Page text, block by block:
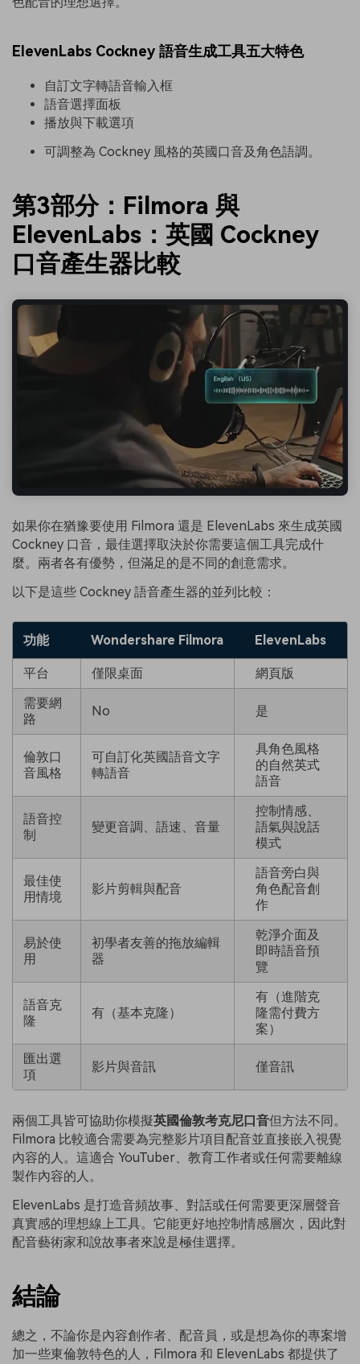
ElevenLabs Cockney 語音生成工具五大特色
自訂文字轉語音輸入框
語音選擇面板
播放與下載選項
可調整為 Cockney 風格的英國口音及角色語調。
第3部分：Filmora 與
ElevenLabs：英國 Cockney
口音產生器比較
如果你在猶豫要使用 Filmora 還是 ElevenLabs 來生成英國
Cockney 口音，最佳選擇取決於你需要這個工具完成什
麼。兩者各有優勢，但滿足的是不同的創意需求。
以下是這些 Cockney 語音產生器的並列比較：
功能 Wondershare Filmora ElevenLabs
平台 僅限桌面
網頁版
需要網
路
No 是
倫敦口
音風格
可自訂化英國語音文字
轉語音
具角色風格
的自然英式
語音
語音控
制
變更音調、語速、音量
控制情感、
語氣與說話
模式
最佳使
用情境
影片剪輯與配音
語音旁白與
角色配音創
作
易於使
用
初學者友善的拖放編輯
器
乾淨介面及
即時語音預
覽
語音克
隆
有（基本克隆）
有（進階克
隆需付費方
案）
匯出選
項
影片與音訊 僅音訊
兩個工具皆可協助你模擬英國倫敦考克尼口音但方法不同。
Filmora 比較適合需要為完整影片項目配音並直接嵌入視覺
內容的人。這適合 YouTuber、教育工作者或任何需要離線
製作內容的人。
ElevenLabs 是打造音頻故事、對話或任何需要更深層聲音
真實感的理想線上工具。它能更好地控制情感層次，因此對
配音藝術家和說故事者來說是極佳選擇。
結論
總之，不論你是內容創作者、配音員，或是想為你的專案增
加一些東倫敦特色的人，Filmora 和 ElevenLabs 都提供了